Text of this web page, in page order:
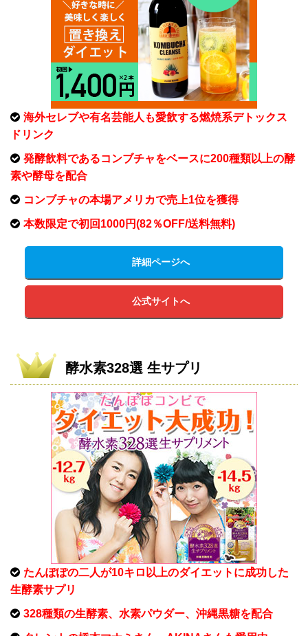
海外セレブや有名芸能人も愛飲する燃焼系デトックス
ドリンク
発酵飲料であるコンブチャをベースに200種類以上の酵
素や酵母を配合
コンブチャの本場アメリカで売上1位を獲得
本数限定で初回1000円(82％OFF/送料無料)
詳細ページへ
公式サイトへ
酵水素328選 生サプリ
たんぽぽの二人が10キロ以上のダイエットに成功した
生酵素サプリ
328種類の生酵素、水素パウダー、沖縄黒糖を配合